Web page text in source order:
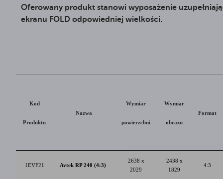
Oferowany produkt stanowi wyposażenie
ekranu FOLD odpowiedniej wielkości.
Kod
Produktu
Nazwa
Wymiar
powierzchni
Wymiar
obrazu
Format
1EVF21 Avtek RP 240 (4:3)
2638 x
2029
2438 x
1829
4:3